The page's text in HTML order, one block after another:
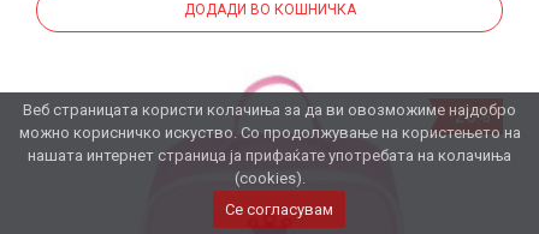
ДОДАДИ ВО КОШНИЧКА
-20%
Веб страницата користи колачиња за да ви овозможиме најдобро
можно корисничко искуство. Со продолжување на користењето на
нашата интернет страница ја прифаќате употребата на колачиња
(cookies).
Се согласувам